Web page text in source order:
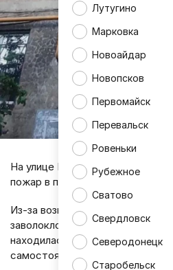
Лутугино
Марковка
Новоайдар
Новопсков
Первомайск
Перевальск
Ровеньки
Рубежное
Сватово
Свердловск
Северодонецк
Старобельск
На улице Молодогвардейской
пожар в подъезде
Из-за возгорания мусора в
заволокло густым дымом. На
находилась девушка, которая
самостоятельно покинуть